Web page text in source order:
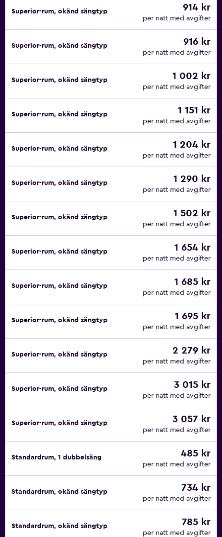
Superior-rum, okänd sängtyp 914 kr
per natt med avgifter
Superior-rum, okänd sängtyp 916 kr
per natt med avgifter
Superior-rum, okänd sängtyp 1 002 kr
per natt med avgifter
Superior-rum, okänd sängtyp 1 151 kr
per natt med avgifter
Superior-rum, okänd sängtyp 1 204 kr
per natt med avgifter
Superior-rum, okänd sängtyp 1 290 kr
per natt med avgifter
Superior-rum, okänd sängtyp 1 502 kr
per natt med avgifter
Superior-rum, okänd sängtyp 1 654 kr
per natt med avgifter
Superior-rum, okänd sängtyp 1 685 kr
per natt med avgifter
Superior-rum, okänd sängtyp 1 695 kr
per natt med avgifter
Superior-rum, okänd sängtyp 2 279 kr
per natt med avgifter
Superior-rum, okänd sängtyp 3 015 kr
per natt med avgifter
Superior-rum, okänd sängtyp 3 057 kr
per natt med avgifter
Standardrum, 1 dubbelsäng 485 kr
per natt med avgifter
Standardrum, okänd sängtyp 734 kr
per natt med avgifter
Standardrum, okänd sängtyp 785 kr
per natt med avgifter